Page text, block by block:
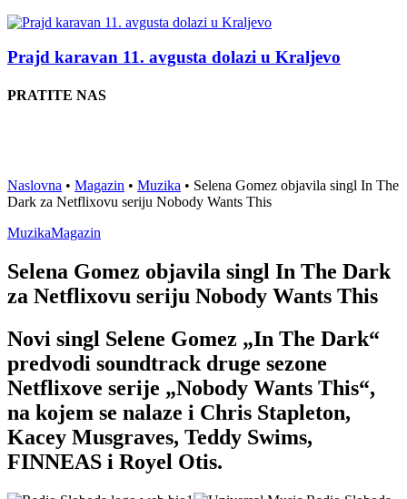
Prajd karavan 11. avgusta dolazi u Kraljevo
PRATITE NAS
Naslovna • Magazin • Muzika • Selena Gomez objavila singl In The
Dark za Netflixovu seriju Nobody Wants This
MuzikaMagazin
Selena Gomez objavila singl In The Dark
za Netflixovu seriju Nobody Wants This
Novi singl Selene Gomez „In The Dark“
predvodi soundtrack druge sezone
Netflixove serije „Nobody Wants This“,
na kojem se nalaze i Chris Stapleton,
Kacey Musgraves, Teddy Swims,
FINNEAS i Royel Otis.